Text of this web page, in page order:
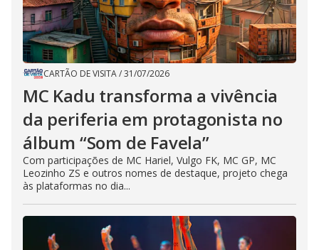
CARTÃO DE VISITA/31/07/2026
MC Kadu transforma a vivência
da periferia em protagonista no
álbum “Som de Favela”
Com participações de MC Hariel, Vulgo FK, MC GP, MC
Leozinho ZS e outros nomes de destaque, projeto chega
às plataformas no dia...